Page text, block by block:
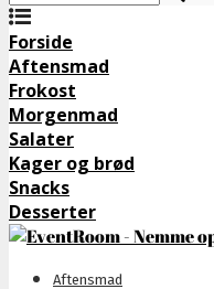
Forside
Aftensmad
Frokost
Morgenmad
Salater
Kager og brød
Snacks
Desserter
Aftensmad